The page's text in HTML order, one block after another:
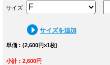
サイズ
サイズを追加
単価 : (2,600円×1枚)
小計 : 2,600円